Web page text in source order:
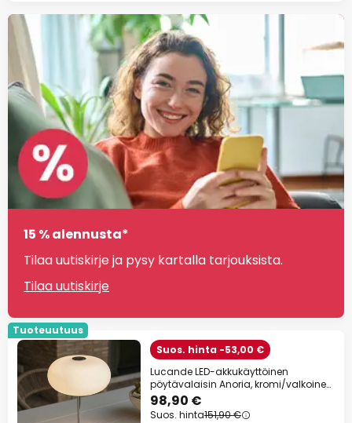
15 % alennusta*
Tilaa uutiskirje ja pysy kartalla tarjouksista.
Tilaa uutiskirje
Tuoteuutuus
Suos. hinta -53,00 €
Lucande LED-akkukäyttöinen
pöytävalaisin Anoria, kromi/valkoinen,
lasi, IP44,
98,90 €
Suos. hinta151,90 €